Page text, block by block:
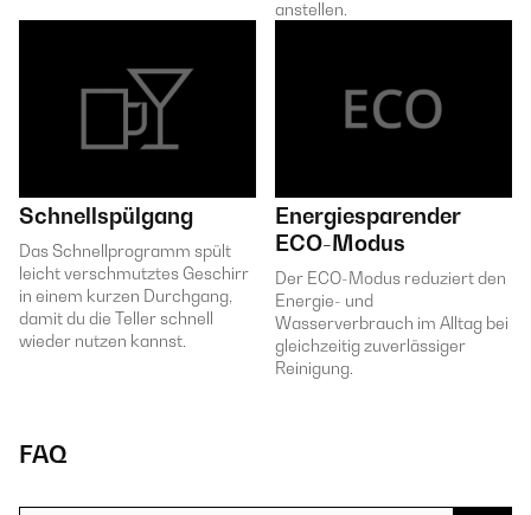
anstellen.
Schnellspülgang
Das Schnellprogramm spült
leicht verschmutztes Geschirr
in einem kurzen Durchgang,
damit du die Teller schnell
wieder nutzen kannst.
Energiesparender
ECO-Modus
Der ECO-Modus reduziert den
Energie- und
Wasserverbrauch im Alltag bei
gleichzeitig zuverlässiger
Reinigung.
FAQ